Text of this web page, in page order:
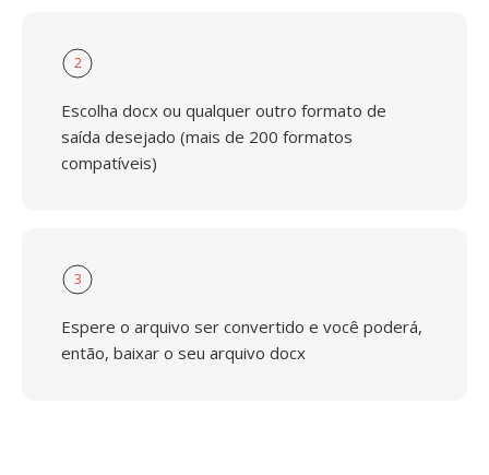
2
Escolha docx ou qualquer outro formato de
saída desejado (mais de 200 formatos
compatíveis)
3
Espere o arquivo ser convertido e você poderá,
então, baixar o seu arquivo docx